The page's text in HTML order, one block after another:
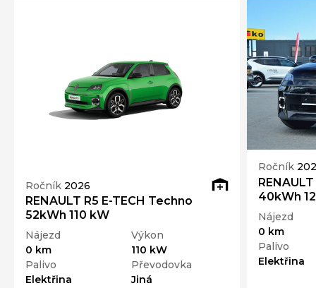
Ročník 2026
RENAULT R5 E-TECH Techno
52kWh 110 kW
Nájezd
0 km
Výkon
110 kW
Palivo
Elektřina
Převodovka
Jiná
Ročník
40kWh
Nájezd
0 km
Palivo
Elektřina